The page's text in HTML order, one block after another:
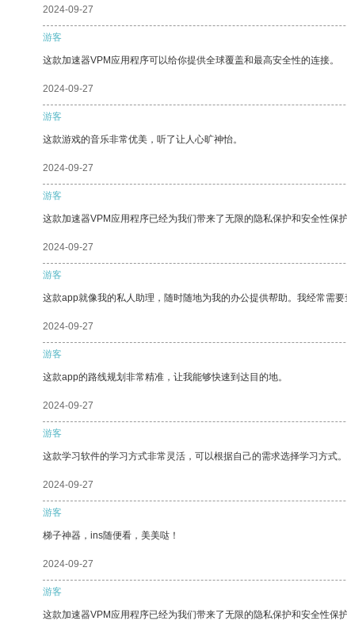
2024-09-27
游客
这款加速器VPM应用程序可以给你提供全球覆盖和最高安全性的连接。
2024-09-27
游客
这款游戏的音乐非常优美，听了让人心旷神怡。
2024-09-27
游客
这款加速器VPM应用程序已经为我们带来了无限的隐私保护和安全性保护
2024-09-27
游客
这款app就像我的私人助理，随时随地为我的办公提供帮助。我经常需
2024-09-27
游客
这款app的路线规划非常精准，让我能够快速到达目的地。
2024-09-27
游客
这款学习软件的学习方式非常灵活，可以根据自己的需求选择学习方式
2024-09-27
游客
梯子神器，ins随便看，美美哒！
2024-09-27
游客
这款加速器VPM应用程序已经为我们带来了无限的隐私保护和安全性保护